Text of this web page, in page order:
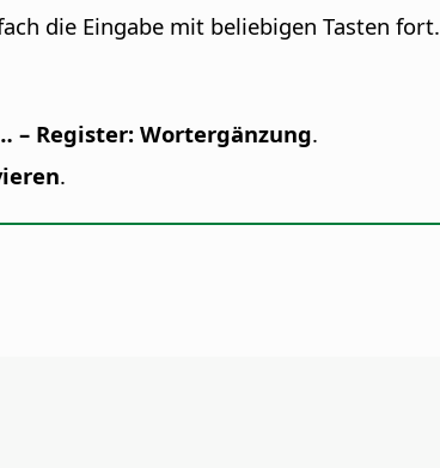
die Eingabe mit beliebigen Tasten fort.
– Register: Wortergänzung.
.